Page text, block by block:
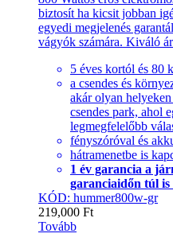
biztosít ha kicsit jobban
egyedi megjelenés
vágyók számára. Kiváló
5 éves kortól és 80
a csendes és
akár olyan
csendes park, ahol
legmegfelelőbb
fényszóróval és
hátramenetbe is
1 év garancia a
garanciaidőn túl
KÓD: hummer800w-gr
219,000 Ft
Tovább